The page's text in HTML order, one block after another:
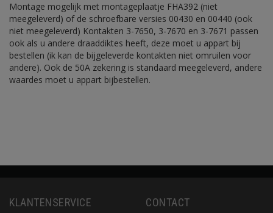
Montage mogelijk met montageplaatje FHA392 (niet
meegeleverd) of de schroefbare versies 00430 en 00440 (ook
niet meegeleverd) Kontakten 3-7650, 3-7670 en 3-7671 passen
ook als u andere draaddiktes heeft, deze moet u appart bij
bestellen (ik kan de bijgeleverde kontakten niet omruilen voor
andere). Ook de 50A zekering is standaard meegeleverd, andere
waardes moet u appart bijbestellen.
KLANTENSERVICE CONTACT